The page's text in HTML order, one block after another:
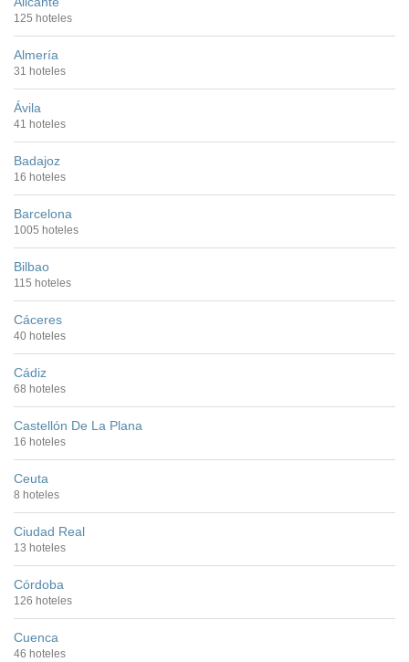
125 hoteles
Almería
31 hoteles
Ávila
41 hoteles
Badajoz
16 hoteles
Barcelona
1005 hoteles
Bilbao
115 hoteles
Cáceres
40 hoteles
Cádiz
68 hoteles
Castellón De La Plana
16 hoteles
Ceuta
8 hoteles
Ciudad Real
13 hoteles
Córdoba
126 hoteles
Cuenca
46 hoteles